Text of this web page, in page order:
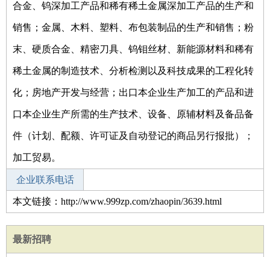
合金、钨深加工产品和稀有稀土金属深加工产品的生产和
销售；金属、木料、塑料、布包装制品的生产和销售；粉
末、硬质合金、精密刀具、钨钼丝材、新能源材料和稀有
稀土金属的制造技术、分析检测以及科技成果的工程化转
化；房地产开发与经营；出口本企业生产加工的产品和进
口本企业生产所需的生产技术、设备、原辅材料及备品备
件（计划、配额、许可证及自动登记的商品另行报批）；
加工贸易。
企业联系电话
本文链接：http://www.999zp.com/zhaopin/3639.html
最新招聘